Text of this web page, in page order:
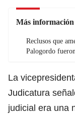
Más información
Reclusos que
Palogordo
La
Judicatura
judicial era una